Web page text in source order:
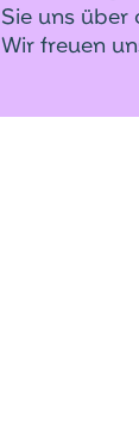
Sie uns über
Wir freuen